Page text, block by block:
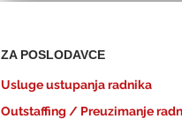
ZA POSLODAVCE
Usluge ustupanja radnika
Outstaffing / Preuzimanje